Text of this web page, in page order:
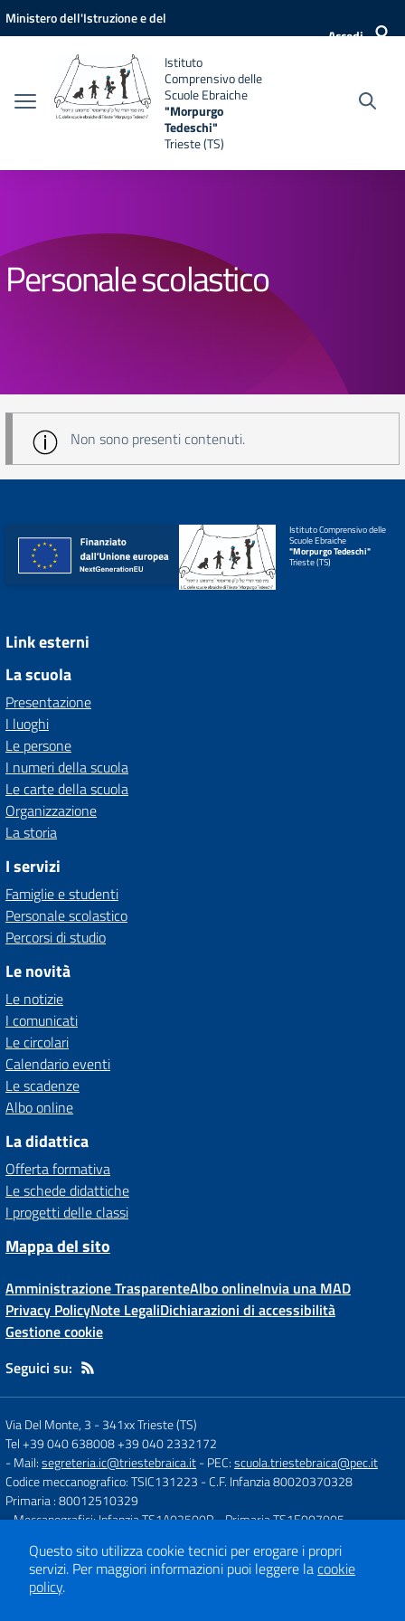
Vai ai contenuti
Vai al menu di navigazione
Vai al footer
Ministero dell'Istruzione e del
Accedi
Istituto
Comprensivo delle
Scuole Ebraiche
"Morpurgo
Tedeschi"
Trieste (TS)
Personale scolastico
Non sono presenti contenuti.
Istituto Comprensivo delle
Scuole Ebraiche
"Morpurgo Tedeschi"
Trieste (TS)
Link esterni
La scuola
Presentazione
I luoghi
Le persone
I numeri della scuola
Le carte della scuola
Organizzazione
La storia
I servizi
Famiglie e studenti
Personale scolastico
Percorsi di studio
Le novità
Le notizie
I comunicati
Le circolari
Calendario eventi
Le scadenze
Albo online
La didattica
Offerta formativa
Le schede didattiche
I progetti delle classi
Mappa del sito
Amministrazione TrasparenteAlbo onlineInvia una MAD
Privacy PolicyNote LegaliDichiarazioni di accessibilità
Gestione cookie
Seguici su:
Via Del Monte, 3 -341xx Trieste (TS)
Tel +39 040 638008 +39 040 2332172
- Mail:segreteria.ic@triestebraica.it- PEC:scuola.triestebraica@pec.it
Codice meccanografico: TSIC131223 - C.F. Infanzia 80020370328
Primaria : 80012510329
- Meccanografici: Infanzia TS1A02500R - Primaria TS1E007005
Concept & Design by
Designers Italia
Questo sito utilizza cookie tecnici per erogare i propri
servizi. Per maggiori informazioni puoi leggere lacookie
policy.